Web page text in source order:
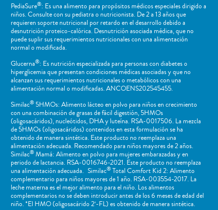
PediaSure®: Es una alimento para propósitos médicos especiales dirigido a
niños​. Consulte con su pediatra o nutricionista. De 2 a 13 años que
requieren soporte nutricional por retardo en el desarrollo debido a
desnutrición proteico-calórica. Desnutrición asociada médica, que no
puede suplir sus requerimientos nutricionales con una alimentación
normal o ​modificada.
Glucerna®: Es nutrición especializada para personas con diabetes o
hiperglicemia que presentan condiciones médicas asociadas y que no
alcanzan sus requerimientos nutricionales o metabólicos con una
alimentación normal o modificadas. ANCOENS202545455.
Similac®5HMOs: Alimento lácteo en polvo para niños en crecimiento
con una combinación de grasas de fácil digestión, 5HMOs
(oligosacáridos), nucleótidos, DHA y luteína. RSA-0017506. La mezcla
de 5HMOs (oligosacáridos) contenidos en esta formulación se ha
obtenido de manera sintética. Este producto no reemplaza una
alimentación adecuada. Recomendado para niños mayores de 2 años.
Similac®Mamá: Alimento en polvo para mujeres embarazadas y en
periodo de lactancia. RSA-0016746-2021. Este producto no reemplaza
una alimentación adecuada. Similac®Total Comfort Kid 2: Alimento
complementario para niños mayores de 1 año. RSA-003554-2017. La
leche materna es el mejor alimento para el niño. Los alimentos
complementarios no se deben introducir antes de los 6 meses de edad del
niño. *El HMO (oligosacárido 2’-FL) es obtenido de manera sintética.